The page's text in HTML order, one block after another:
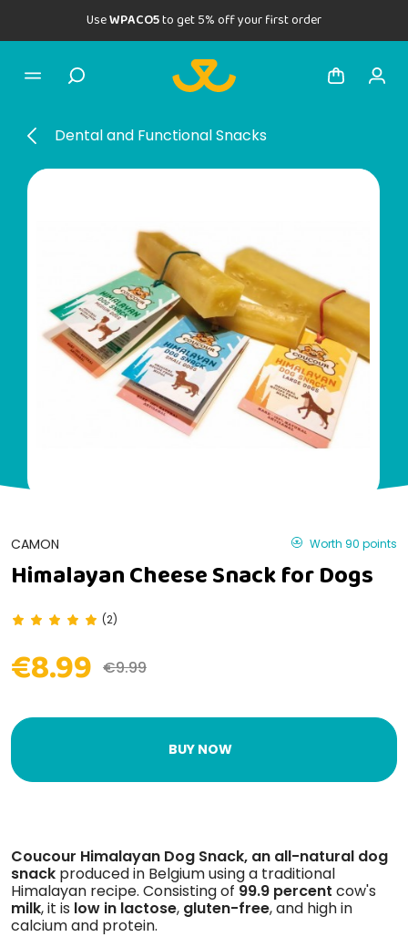
UseWPACO5to get 5% off your first order
Dental and Functional Snacks
CAMON Worth 90 points
Himalayan Cheese Snack for Dogs
(2)
€8.99 €9.99
BUY NOW
Coucour Himalayan Dog Snack, an all-natural dog
snack produced in Belgium using a traditional
Himalayan recipe. Consisting of 99.9 percent cow's
milk, it is low in lactose, gluten-free, and high in
calcium and protein.